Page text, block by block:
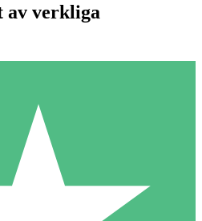
Kreditpaket
nedladdningskrediter. Inget
av verkliga